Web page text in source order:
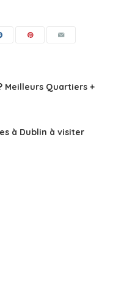
Meilleurs Quartiers +
à Dublin à visiter